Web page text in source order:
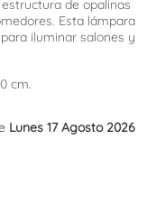
de opalinas
Esta lámpara
iluminar salones y
cm.
Lunes 17 Agosto 2026